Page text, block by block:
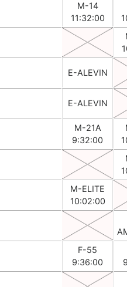
M-14
11:32:00
E-ALEVIN
E-ALEVIN
M-21A
9:32:00
M-ELITE
10:02:00
F-55
9:36:00